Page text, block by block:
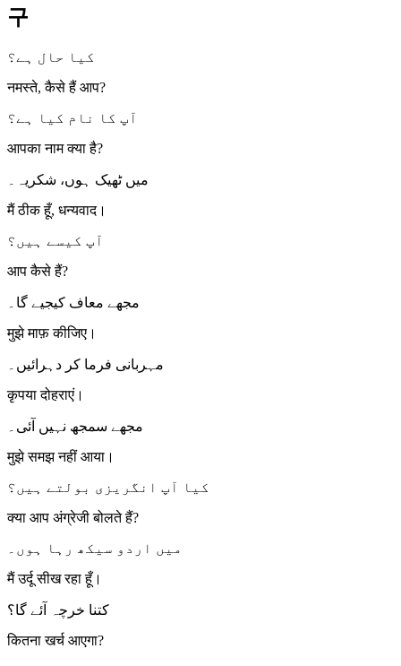
구
کیا حال ہے؟
नमस्ते, कैसे हैं आप?
آپ کا نام کیا ہے؟
आपका नाम क्या है?
میں ٹھیک ہوں، شکریہ۔
मैं ठीक हूँ, धन्यवाद।
آپ کیسے ہیں؟
आप कैसे हैं?
مجھے معاف کیجیے گا۔
मुझे माफ़ कीजिए।
مہربانی فرما کر دہرائیں۔
कृपया दोहराएं।
مجھے سمجھ نہیں آئی۔
मुझे समझ नहीं आया।
کیا آپ انگریزی بولتے ہیں؟
क्या आप अंग्रेजी बोलते हैं?
میں اردو سیکھ رہا ہوں۔
मैं उर्दू सीख रहा हूँ।
کتنا خرچہ آئے گا؟
कितना खर्च आएगा?